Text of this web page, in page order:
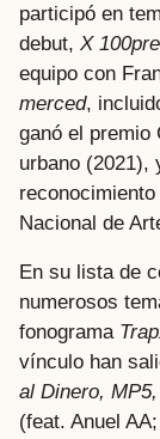
participó en
debut, X 100pre
equipo con
merced,
ganó el premio
urbano (2021),
Nacional de
En su lista de
numerosos
fonograma
vínculo han
al Dinero,
(feat. Anuel